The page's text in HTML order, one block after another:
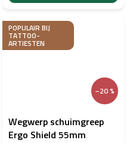
POPULAIR BIJ
TATTOO-
ARTIESTEN
–20 %
Wegwerp schuimgreep
Ergo Shield 55mm